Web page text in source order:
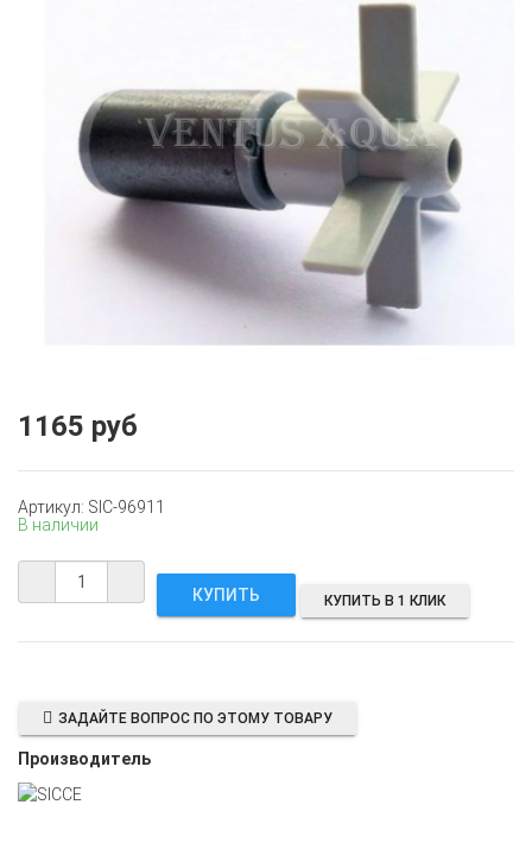
1165 руб
Артикул: SIC-96911
В наличии
КУПИТЬ В 1 КЛИК
ЗАДАЙТЕ ВОПРОС ПО ЭТОМУ ТОВАРУ
Производитель